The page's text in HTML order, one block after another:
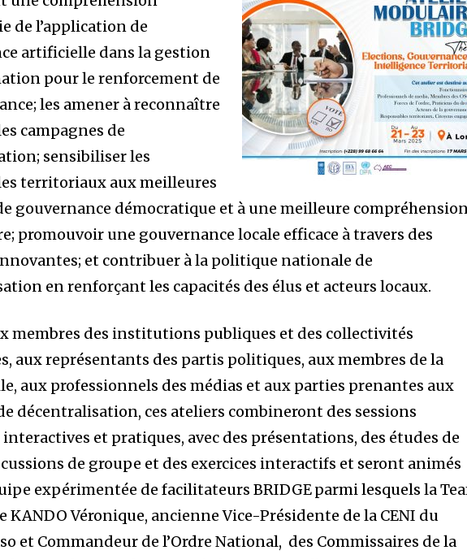
de l’application de
artificielle dans la gestion
pour le renforcement de
les amener à reconnaître
campagnes de
sensibiliser les
territoriaux aux meilleures
gouvernance démocratique et à une meilleure
promouvoir une gouvernance locale efficace à travers des
et contribuer à la politique nationale de
en renforçant les capacités des élus et acteurs locaux.
membres des institutions publiques et des collectivités
aux représentants des partis politiques, aux membres de la
aux professionnels des médias et aux parties prenantes aux
décentralisation, ces ateliers combineront des sessions
et pratiques, avec des présentations, des études de
de groupe et des exercices interactifs et seront animés
expérimentée de facilitateurs BRIDGE parmi lesquels la
KANDO Véronique, ancienne Vice-Présidente de la CENI du
et Commandeur de l’Ordre National, des Commissaires de la